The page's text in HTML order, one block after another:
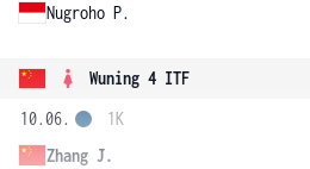
Nugroho P.
Wuning 4 ITF
10.06.
Zhang J.
1K